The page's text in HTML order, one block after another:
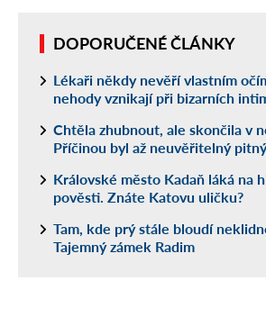
DOPORUČENÉ ČLÁNKY
Lékaři někdy nevěří vlastním
nehody vznikají při bizarních
Chtěla zhubnout, ale skončila v
Příčinou byl až neuvěřitelný
Královské město Kadaň láká na
pověsti. Znáte Katovu uličku?
Tam, kde prý stále bloudí
Tajemný zámek Radim